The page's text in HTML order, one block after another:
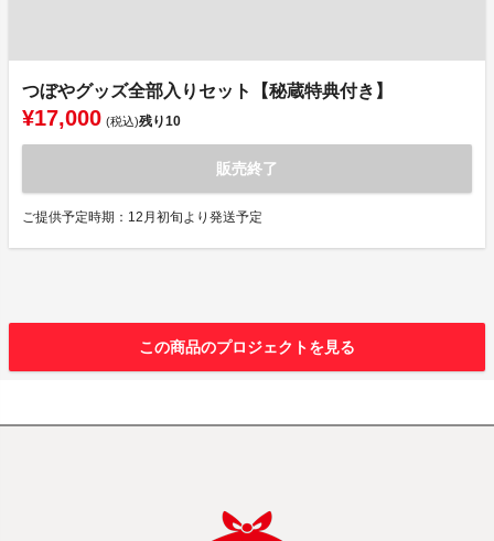
つぼやグッズ全部入りセット【秘蔵特典付き】
¥17,000 (税込)残り10
販売終了
ご提供予定時期：12月初旬より発送予定
この商品のプロジェクトを見る